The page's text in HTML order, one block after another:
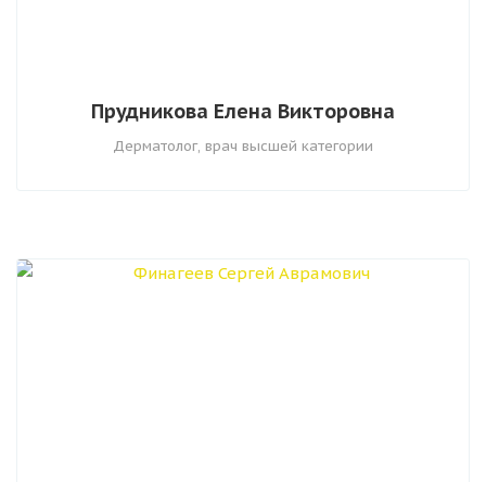
Прудникова Елена Викторовна
Дерматолог, врач высшей категории